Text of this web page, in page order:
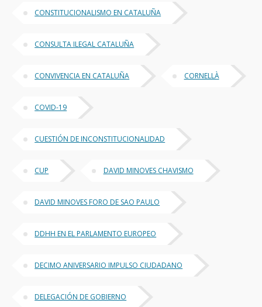
CONSTITUCIONALISMO EN CATALUÑA
CONSULTA ILEGAL CATALUÑA
CONVIVENCIA EN CATALUÑA CORNELLÀ
COVID-19
CUESTIÓN DE INCONSTITUCIONALIDAD
CUP DAVID MINOVES CHAVISMO
DAVID MINOVES FORO DE SAO PAULO
DDHH EN EL PARLAMENTO EUROPEO
DECIMO ANIVERSARIO IMPULSO CIUDADANO
DELEGACIÓN DE GOBIERNO